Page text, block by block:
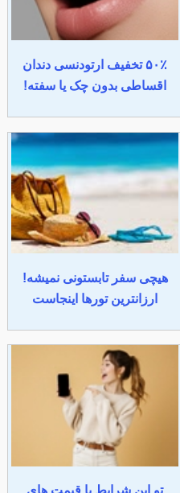
۵۰٪ تخفیف ارتودنسی دندان
اقساطی بدون چک یا سفته!
هیچی سفر تابستونی نمیشه!
ارزانترین تورها اینجاست